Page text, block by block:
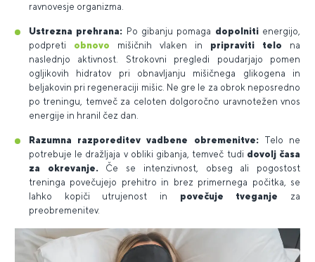
ravnovesje organizma.
Ustrezna prehrana: Po gibanju pomaga dopolnitienergijo,
podpreti obnovo mišičnih vlaken in pripraviti telo na
naslednjo aktivnost. Strokovni pregledi poudarjajo pomen
ogljikovih hidratov pri obnavljanju mišičnega glikogena in
beljakovin pri regeneraciji mišic. Ne gre le za obrok neposredno
po treningu, temveč za celoten dolgoročno uravnotežen vnos
energije in hranil čez dan.
Razumna razporeditev vadbene obremenitve:Telo ne
potrebuje le dražljaja v obliki gibanja, temveč tudi dovolj časa
za okrevanje.Če se intenzivnost, obseg ali pogostost
treninga povečujejo prehitro in brez primernega počitka, se
lahko kopiči utrujenost in povečuje tveganje za
preobremenitev.